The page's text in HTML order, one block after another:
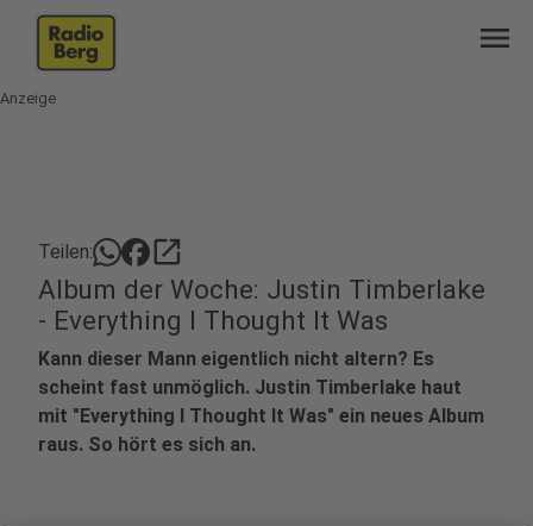
menu
Anzeige
Teilen: open_in_new
Album der Woche: Justin Timberlake
- Everything I Thought It Was
Kann dieser Mann eigentlich nicht altern? Es
scheint fast unmöglich. Justin Timberlake haut
mit "Everything I Thought It Was" ein neues Album
raus. So hört es sich an.